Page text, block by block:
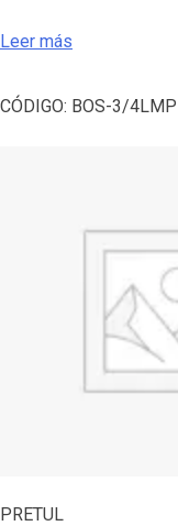
Leer más
CÓDIGO: BOS-3/4LMP
PRETUL